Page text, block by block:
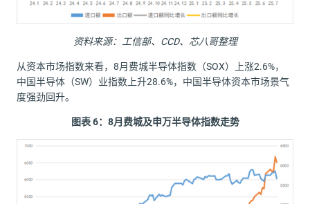
资料来源：工信部、 CCD、 芯八哥整理
从资本市场指数来看，8月费城半导体指数（SOX）上涨2.6%，
中国半导体（SW）业指数上升28.6%，中国半导体资本市场景气
度强劲回升。
图表6： 8月费城及申万半导体指数走势